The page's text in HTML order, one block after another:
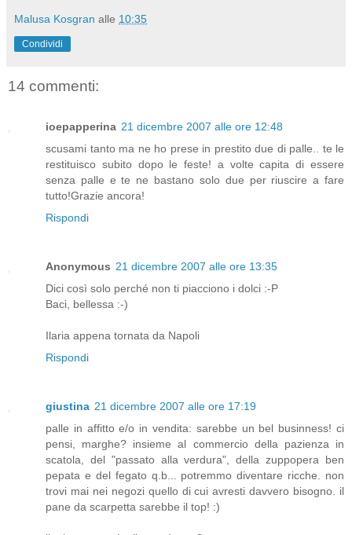
Malusa Kosgran alle 10:35
Condividi
14 commenti:
ioepapperina 21 dicembre 2007 alle ore 12:48
scusami tanto ma ne ho prese in prestito due di palle.. te le
restituisco subito dopo le feste! a volte capita di essere
senza palle e te ne bastano solo due per riuscire a fare
tutto!Grazie ancora!
Rispondi
Anonymous 21 dicembre 2007 alle ore 13:35
Dici così solo perché non ti piacciono i dolci :-P
Baci, bellessa :-)
Ilaria appena tornata da Napoli
Rispondi
giustina 21 dicembre 2007 alle ore 17:19
palle in affitto e/o in vendita: sarebbe un bel businness! ci
pensi, marghe? insieme al commercio della pazienza in
scatola, del "passato alla verdura", della zuppopera ben
pepata e del fegato q.b... potremmo diventare ricche. non
trovi mai nei negozi quello di cui avresti davvero bisogno. il
pane da scarpetta sarebbe il top! :)